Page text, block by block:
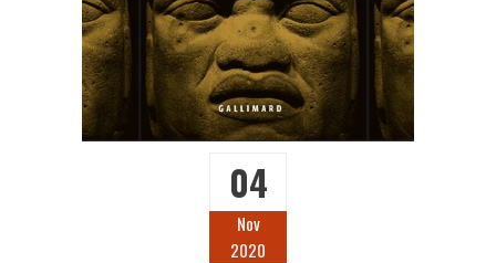
04
Nov
2020